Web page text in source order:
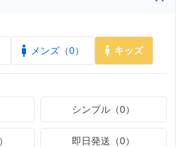
メンズ（0） キッズ
シンプル（0）
即日発送（0）